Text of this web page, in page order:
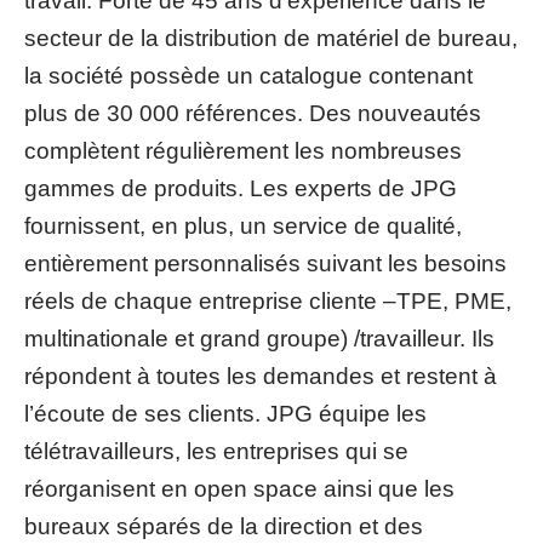
secteur de la distribution de matériel de bureau,
la société possède un catalogue contenant
plus de 30 000 références. Des nouveautés
complètent régulièrement les nombreuses
gammes de produits. Les experts de JPG
fournissent, en plus, un service de qualité,
entièrement personnalisés suivant les besoins
réels de chaque entreprise cliente –TPE, PME,
multinationale et grand groupe) /travailleur. Ils
répondent à toutes les demandes et restent à
l’écoute de ses clients. JPG équipe les
télétravailleurs, les entreprises qui se
réorganisent en open space ainsi que les
bureaux séparés de la direction et des